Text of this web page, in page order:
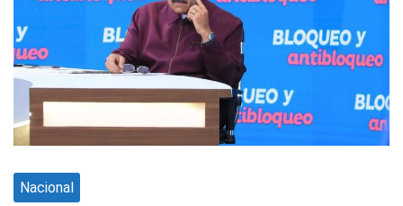
Nacional